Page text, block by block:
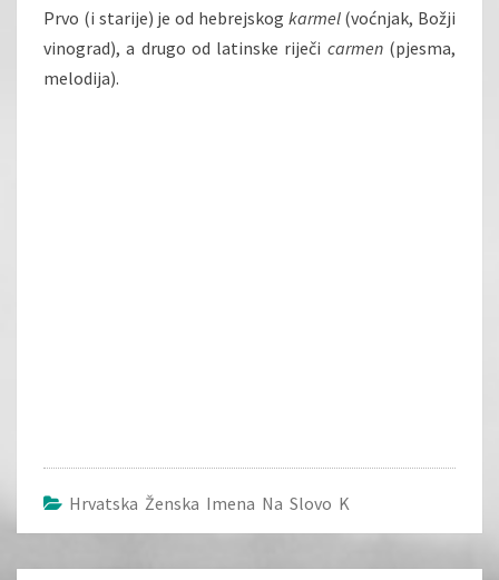
Prvo (i starije) je od hebrejskog karmel(voćnjak, Božji
vinograd), a drugo od latinske riječi carmen(pjesma,
melodija).
Hrvatska Ženska Imena Na Slovo K